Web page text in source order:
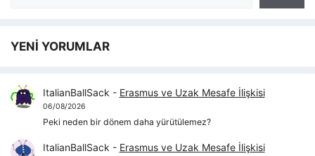
YENİ YORUMLAR
ItalianBallSack - Erasmus ve Uzak Mesafe İlişkisi
06/08/2026
Peki neden bir dönem daha yürütülemez?
ItalianBallSack - Erasmus ve Uzak Mesafe İlişkisi